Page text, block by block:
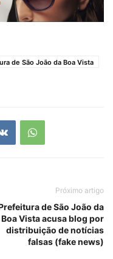
de São João da Boa Vista
Próximo artigo
de São João da
Boa Vista acusa blog por
distribuição de notícias
falsas (fake news)